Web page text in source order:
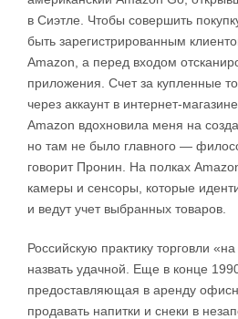
в Сиэтле. Чтобы совершить
быть зарегистрированным
Amazon, а перед входом
приложения. Счет за купленные
через аккаунт в интернет-
Amazon вдохновила меня на
но там не было главного —
говорит Пронин. На полках
камеры и сенсоры, которые
и ведут учет выбранных товаров.
Российскую практику торговли
назвать удачной. Еще в конце
предоставляющая в аренду
продавать напитки и снеки в